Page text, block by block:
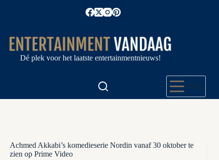
Dé plek voor het laatste entertainmentnieuws!
Menu
Achmed Akkabi’s komedieserie Nordin vanaf 30 oktober te
zien op Prime Video